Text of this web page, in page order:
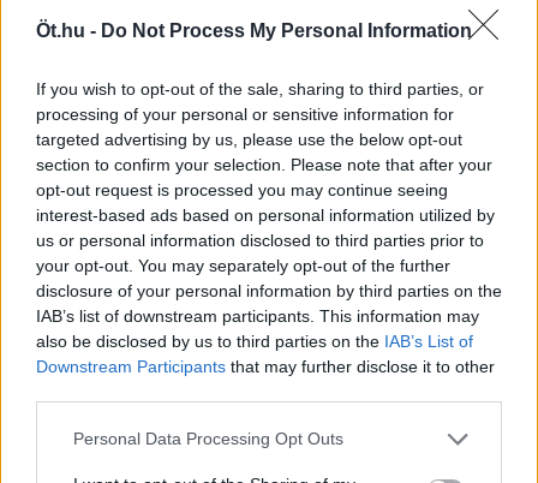
Öt.hu - Do Not Process My Personal Information
If you wish to opt-out of the sale, sharing to third parties, or
processing of your personal or sensitive information for
targeted advertising by us, please use the below opt-out
section to confirm your selection. Please note that after your
opt-out request is processed you may continue seeing
interest-based ads based on personal information utilized by
us or personal information disclosed to third parties prior to
your opt-out. You may separately opt-out of the further
disclosure of your personal information by third parties on the
IAB’s list of downstream participants. This information may
also be disclosed by us to third parties on the IAB’s List of
Downstream Participants that may further disclose it to other
Personal Data Processing Opt Outs
mint a túlárazott belvárosi helyeken.
üvöltöztek az utcán, majd az isztriai állatvilággal
gyűlt meg a bajom: hol egy sirály vijjogott, hol
egy macska nyávogott, hol pedig egy szúnyog
zümmögött a fülem mellett. De a másnapi utam
mindenért kárpótolt.
Rovinj – régi olasz nevén Rovigno – óvárosának
macskaköves sikátorai és színes házai az ablakok
közé kifeszített köteleken száradó ruhákkal
festményekre, fotókra, képeslapra kívánkoznak.
Egymást érik az kávézók és az éttermek, a
legapróbb udvarokban is megbújik egy-egy
pizzéria. Az óvárosi labirintus közepén egy domb
áll, rajta a Szent Eufémia templommal, pár